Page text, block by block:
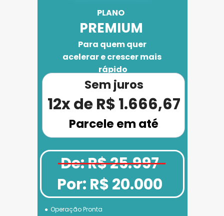
PLANO
PREMIUM
Operação Pronta
Para quem quer
acelerar e crescer mais
rápido
Parcele em até
12x de R$ 1.666,67
Sem juros
De: R$ 25.997
Por: R$ 20.000